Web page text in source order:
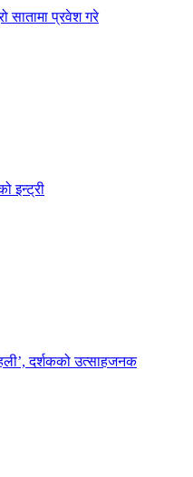
सातामा प्रवेश गरे
इन्ट्री
दर्शकको उत्साहजनक